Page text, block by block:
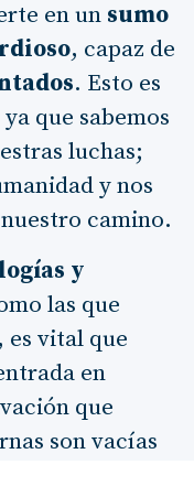
en un sumo
, capaz de
. Esto es
que sabemos
luchas;
y nos
camino.
y
las que
es vital que
en
que
son vacías